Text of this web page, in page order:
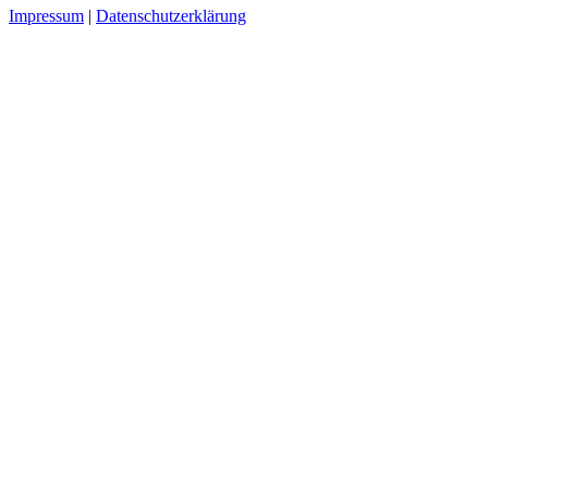
Impressum | Datenschutzerklärung